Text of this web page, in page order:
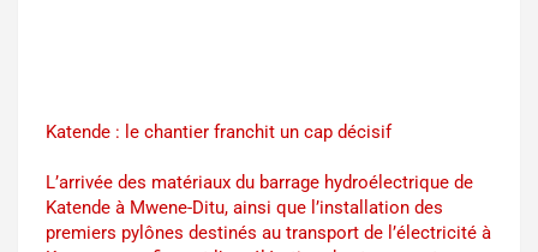
Katende : le chantier franchit un cap décisif
L’arrivée des matériaux du barrage hydroélectrique de
Katende à Mwene-Ditu, ainsi que l’installation des
premiers pylônes destinés au transport de l’électricité à